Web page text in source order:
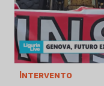
Intervento